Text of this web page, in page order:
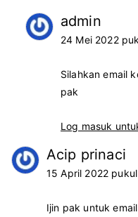
admin
24 Mei 2022
Silahkan email
pak
Log masuk
Acip prinaci
15 April 2022
Ijin pak untuk